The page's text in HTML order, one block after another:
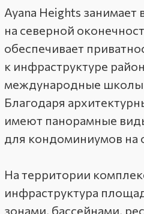
Ayana Heights
на северной
обеспечивает
к инфраструктуре
международные школы
Благодаря
имеют панорамные
для кондоминиумов на
На территории
инфраструктура
зонами, бассейнами,